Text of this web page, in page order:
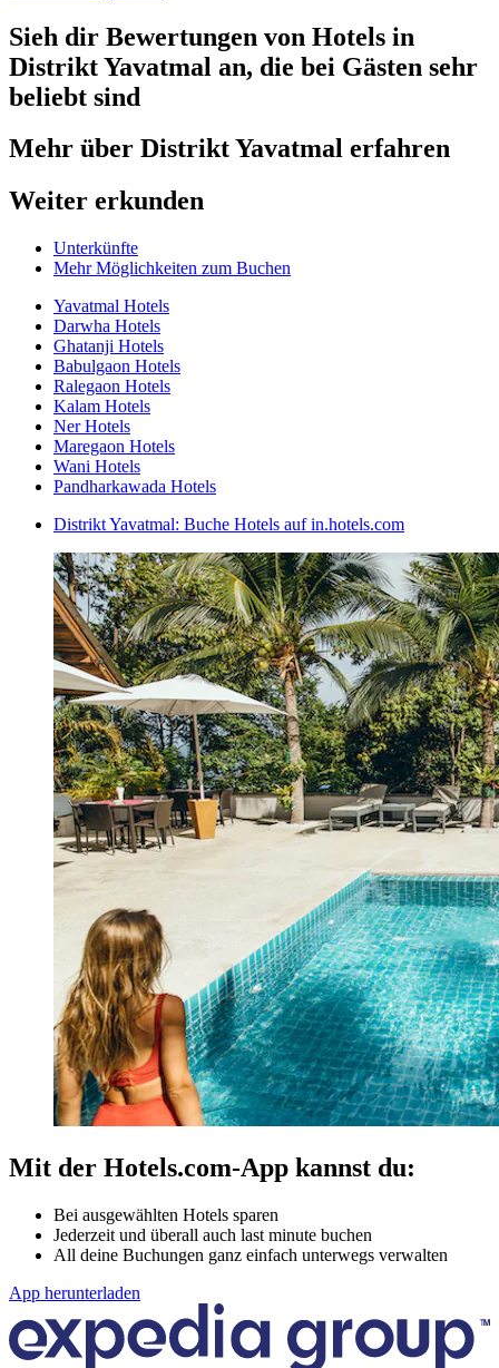
Sieh dir Bewertungen von Hotels in
Distrikt Yavatmal an, die bei Gästen sehr
beliebt sind
Mehr über Distrikt Yavatmal erfahren
Weiter erkunden
Unterkünfte
Mehr Möglichkeiten zum Buchen
Yavatmal Hotels
Darwha Hotels
Ghatanji Hotels
Babulgaon Hotels
Ralegaon Hotels
Kalam Hotels
Ner Hotels
Maregaon Hotels
Wani Hotels
Pandharkawada Hotels
Distrikt Yavatmal: Buche Hotels auf in.hotels.com
Mit der Hotels.com-App kannst du:
Bei ausgewählten Hotels sparen
Jederzeit und überall auch last minute buchen
All deine Buchungen ganz einfach unterwegs verwalten
App herunterladen